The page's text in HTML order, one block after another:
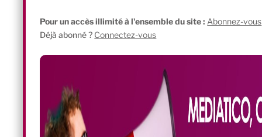
Pour un accès illimité à l'ensemble du site : Abonnez-vous
Déjà abonné ? Connectez-vous